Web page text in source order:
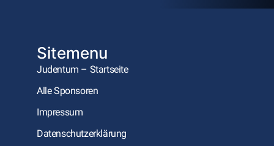
Sitemenu
Judentum – Startseite
Alle Sponsoren
Impressum
Datenschutzerklärung